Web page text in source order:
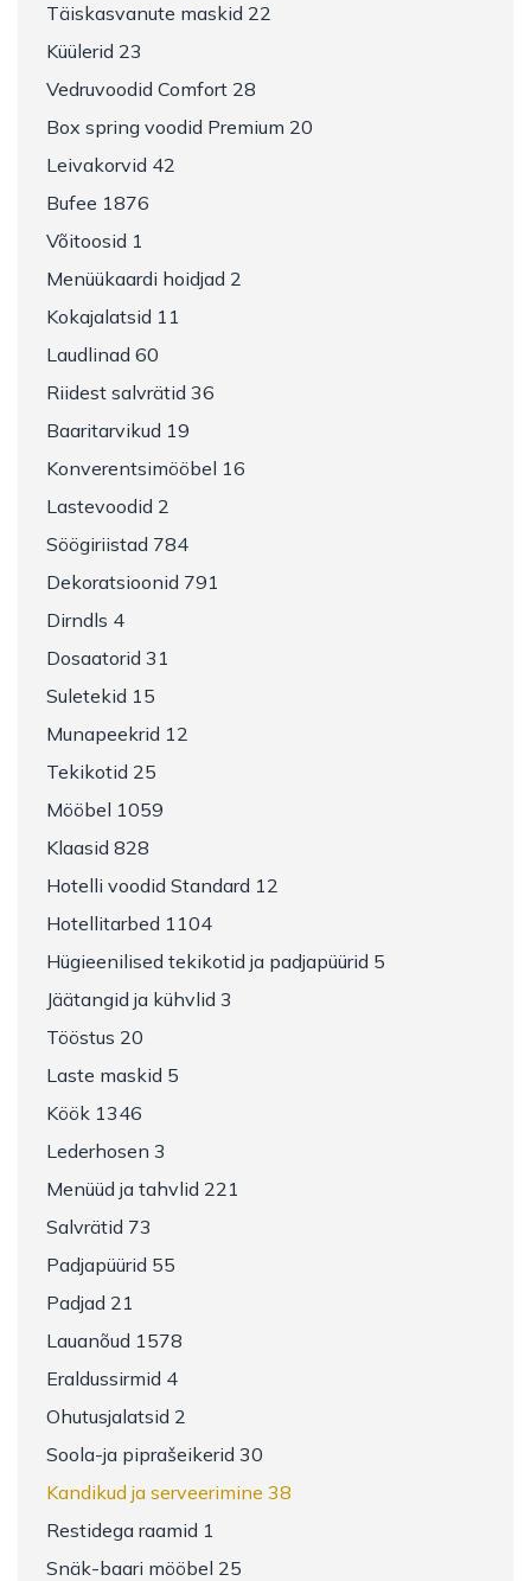
Täiskasvanute maskid 22
Küülerid 23
Vedruvoodid Comfort 28
Box spring voodid Premium 20
Leivakorvid 42
Bufee 1876
Võitoosid 1
Menüükaardi hoidjad 2
Kokajalatsid 11
Laudlinad 60
Riidest salvrätid 36
Baaritarvikud 19
Konverentsimööbel 16
Lastevoodid 2
Söögiriistad 784
Dekoratsioonid 791
Dirndls 4
Dosaatorid 31
Suletekid 15
Munapeekrid 12
Tekikotid 25
Mööbel 1059
Klaasid 828
Hotelli voodid Standard 12
Hotellitarbed 1104
Hügieenilised tekikotid ja padjapüürid 5
Jäätangid ja kühvlid 3
Tööstus 20
Laste maskid 5
Köök 1346
Lederhosen 3
Menüüd ja tahvlid 221
Salvrätid 73
Padjapüürid 55
Padjad 21
Lauanõud 1578
Eraldussirmid 4
Ohutusjalatsid 2
Soola-ja piprašeikerid 30
Kandikud ja serveerimine 38
Restidega raamid 1
Snäk-baari mööbel 25